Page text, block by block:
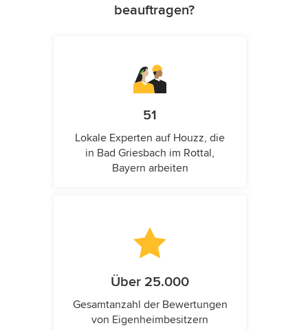
beauftragen?
51
Lokale Experten auf Houzz, die
in Bad Griesbach im Rottal,
Bayern arbeiten
Über 25.000
Gesamtanzahl der Bewertungen
von Eigenheimbesitzern